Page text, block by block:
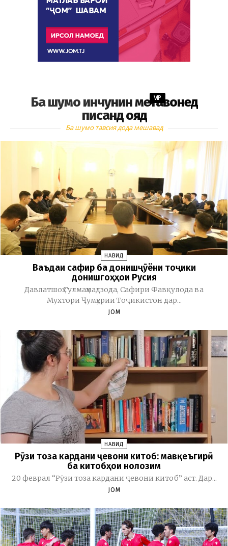
Ба шумо инчунин метавонед
писанд ояд
VIP
Ба шумо тавсия дода мешавад
НАВИД
Ваъдаи сафир ба донишҷӯёни тоҷики
донишгоҳҳои Русия
Давлатшоҳ Гулмаҳмадзода, Сафири Фавқулода ва
Мухтори Ҷумҳурии Тоҷикистон дар...
JOM
НАВИД
Рӯзи тоза кардани ҷевони китоб: мавқеъгирӣ
ба китобҳои нолозим
20 феврал “Рӯзи тоза кардани ҷевони китоб” аст. Дар...
JOM